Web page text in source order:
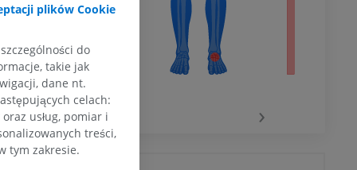
›
plików Cookie
do
takie jak
dane nt.
celach:
usług, pomiar i
treści,
tym zakresie.